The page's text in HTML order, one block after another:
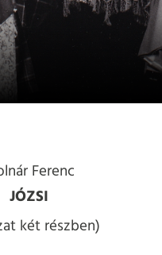
Ferenc
JÓZSI
két részben)